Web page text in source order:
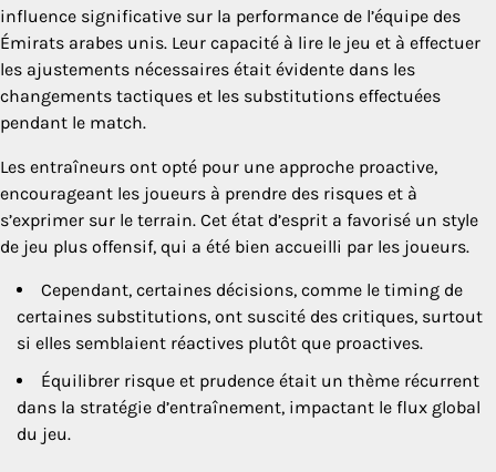
influence significative sur la performance de l’équipe des
Émirats arabes unis. Leur capacité à lire le jeu et à effectuer
les ajustements nécessaires était évidente dans les
changements tactiques et les substitutions effectuées
pendant le match.
Les entraîneurs ont opté pour une approche proactive,
encourageant les joueurs à prendre des risques et à
s’exprimer sur le terrain. Cet état d’esprit a favorisé un style
de jeu plus offensif, qui a été bien accueilli par les joueurs.
Cependant, certaines décisions, comme le timing de
certaines substitutions, ont suscité des critiques, surtout
si elles semblaient réactives plutôt que proactives.
Équilibrer risque et prudence était un thème récurrent
dans la stratégie d’entraînement, impactant le flux global
du jeu.